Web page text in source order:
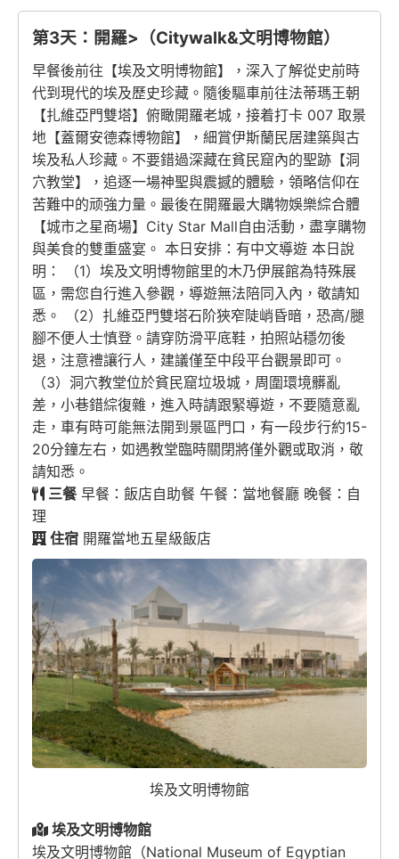
第3天：開羅>（Citywalk&文明博物館）
早餐後前往【埃及文明博物館】，深入了解從史前時
代到現代的埃及歷史珍藏。隨後驅車前往法蒂瑪王朝
【扎維亞門雙塔】俯瞰開羅老城，接着打卡 007 取景
地【蓋爾安德森博物館】，細賞伊斯蘭民居建築與古
埃及私人珍藏。不要錯過深藏在貧民窟內的聖跡【洞
穴教堂】，追逐一場神聖與震撼的體驗，領略信仰在
苦難中的顽強力量。最後在開羅最大購物娛樂綜合體
【城市之星商場】City Star Mall自由活動，盡享購物
與美食的雙重盛宴。 本日安排：有中文導遊 本日說
明： （1）埃及文明博物館里的木乃伊展館為特殊展
區，需您自行進入參觀，導遊無法陪同入內，敬請知
悉。 （2）扎維亞門雙塔石阶狹窄陡峭昏暗，恐高/腿
腳不便人士慎登。請穿防滑平底鞋，拍照站穩勿後
退，注意禮讓行人，建議僅至中段平台觀景即可。
（3）洞穴教堂位於貧民窟垃圾城，周圍環境髒亂
差，小巷錯綜復雜，進入時請跟緊導遊，不要隨意亂
走，車有時可能無法開到景區門口，有一段步行約15-
20分鐘左右，如遇教堂臨時關閉將僅外觀或取消，敬
請知悉。
三餐早餐：飯店自助餐 午餐：當地餐廳 晚餐：自
理
住宿 開羅當地五星級飯店
埃及文明博物館
埃及文明博物館
埃及文明博物館（National Museum of Egyptian